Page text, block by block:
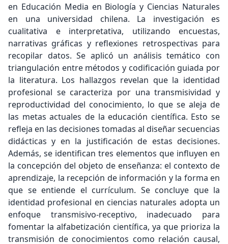
en Educación Media en Biología y Ciencias Naturales
en una universidad chilena. La investigación es
cualitativa e interpretativa, utilizando encuestas,
narrativas gráficas y reflexiones retrospectivas para
recopilar datos. Se aplicó un análisis temático con
triangulación entre métodos y codificación guiada por
la literatura. Los hallazgos revelan que la identidad
profesional se caracteriza por una transmisividad y
reproductividad del conocimiento, lo que se aleja de
las metas actuales de la educación científica. Esto se
refleja en las decisiones tomadas al diseñar secuencias
didácticas y en la justificación de estas decisiones.
Además, se identifican tres elementos que influyen en
la concepción del objeto de enseñanza: el contexto de
aprendizaje, la recepción de información y la forma en
que se entiende el currículum. Se concluye que la
identidad profesional en ciencias naturales adopta un
enfoque transmisivo-receptivo, inadecuado para
fomentar la alfabetización científica, ya que prioriza la
transmisión de conocimientos como relación causal,